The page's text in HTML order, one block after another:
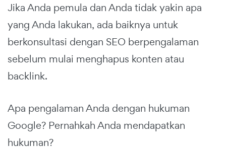
Jika Anda pemula dan Anda tidak yakin apa
yang Anda lakukan, ada baiknya untuk
berkonsultasi dengan SEO berpengalaman
sebelum mulai menghapus konten atau
backlink.
Apa pengalaman Anda dengan hukuman
Google? Pernahkah Anda mendapatkan
hukuman?